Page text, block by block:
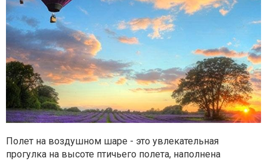
Полет на воздушном шаре - это увлекательная
прогулка на высоте птичьего полета, наполнена